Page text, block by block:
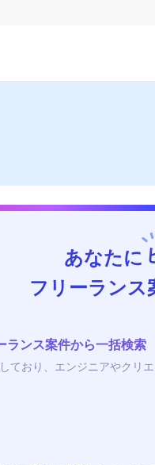
あなたに
フリーランス
ランス案件から一括検索
ており、エンジニアやクリ